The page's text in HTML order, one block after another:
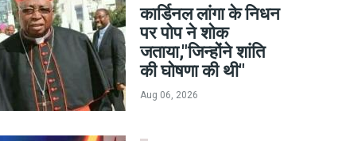
कार्डिनल लांगा के निधन
पर पोप ने शोक
जताया,"जिन्होंने शांति
की घोषणा की थी"
Aug 06, 2026